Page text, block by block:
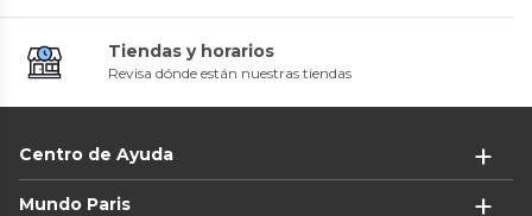
Tiendas y horarios
Revisa dónde están nuestras tiendas
Centro de Ayuda
Mundo Paris